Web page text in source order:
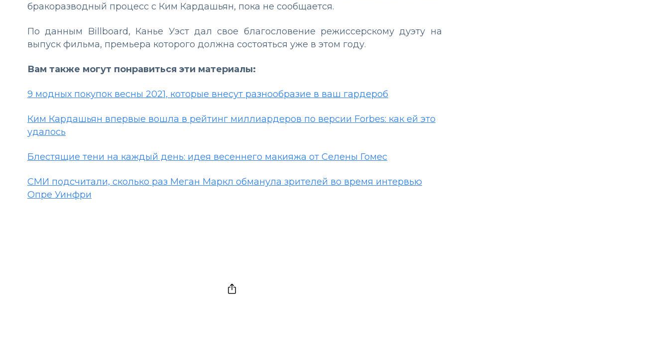
бракоразводный процесс с Ким Кардашьян, пока не сообщается.
По данным Billboard, Канье Уэст дал свое благословение режиссерскому дуэту на
выпуск фильма, премьера которого должна состояться уже в этом году.
Вам также могут понравиться эти материалы:
9 модных покупок весны 2021, которые внесут разнообразие в ваш гардероб
Ким Кардашьян впервые вошла в рейтинг миллиардеров по версии Forbes: как ей это
удалось
Блестящие тени на каждый день: идея весеннего макияжа от Селены Гомес
СМИ подсчитали, сколько раз Меган Маркл обманула зрителей во время интервью
Опре Уинфри